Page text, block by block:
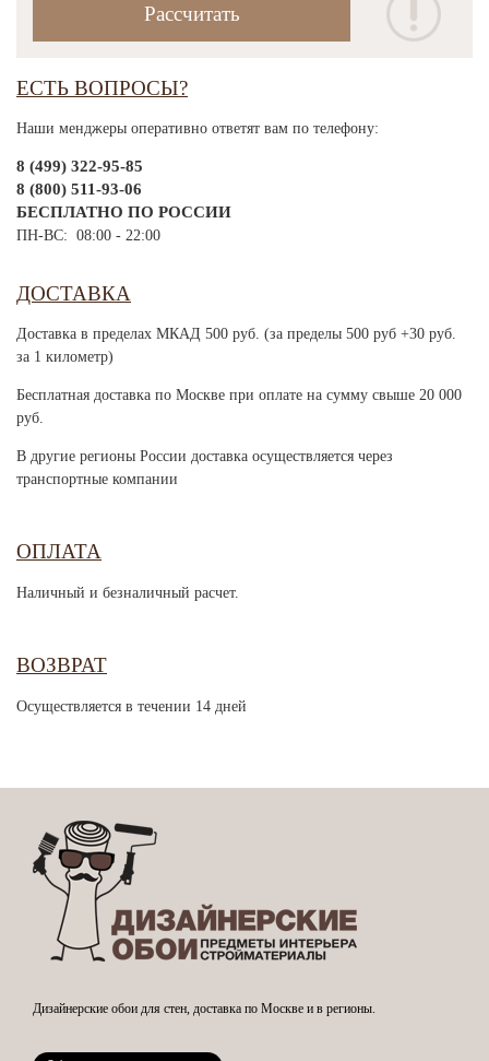
ЕСТЬ ВОПРОСЫ?
Наши менджеры оперативно ответят вам по телефону:
8 (499) 322-95-85
8 (800) 511-93-06
БЕСПЛАТНО ПО РОССИИ
ПН-ВС: 08:00 - 22:00
ДОСТАВКА
Доставка в пределах МКАД 500 руб. (за пределы 500 руб +30 руб.
за 1 километр)
Бесплатная доставка по Москве при оплате на сумму свыше 20 000
руб.
В другие регионы России доставка осуществляется через
транспортные компании
ОПЛАТА
Наличный и безналичный расчет.
ВОЗВРАТ
Осуществляется в течении 14 дней
Дизайнерские обои для стен, доставка по Москве и в регионы.